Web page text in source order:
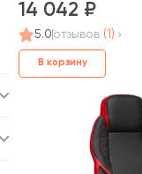
14 042
5.0 отзывов (1)
В корзину